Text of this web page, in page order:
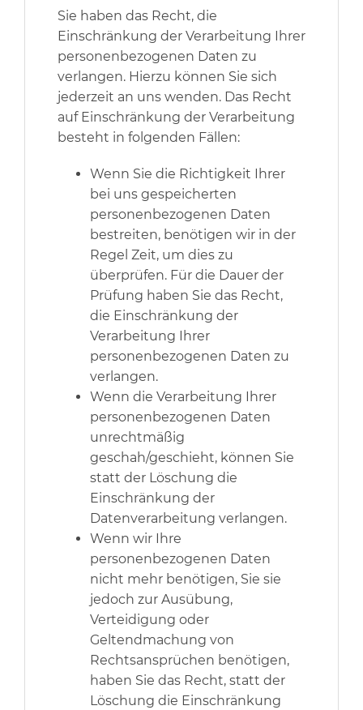
Sie haben das Recht, die
Einschränkung der Verarbeitung Ihrer
personenbezogenen Daten zu
verlangen. Hierzu können Sie sich
jederzeit an uns wenden. Das Recht
auf Einschränkung der Verarbeitung
besteht in folgenden Fällen:
Wenn Sie die Richtigkeit Ihrer
bei uns gespeicherten
personenbezogenen Daten
bestreiten, benötigen wir in der
Regel Zeit, um dies zu
überprüfen. Für die Dauer der
Prüfung haben Sie das Recht,
die Einschränkung der
Verarbeitung Ihrer
personenbezogenen Daten zu
verlangen.
Wenn die Verarbeitung Ihrer
personenbezogenen Daten
unrechtmäßig
geschah/geschieht, können Sie
statt der Löschung die
Einschränkung der
Datenverarbeitung verlangen.
Wenn wir Ihre
personenbezogenen Daten
nicht mehr benötigen, Sie sie
jedoch zur Ausübung,
Verteidigung oder
Geltendmachung von
Rechtsansprüchen benötigen,
haben Sie das Recht, statt der
Löschung die Einschränkung